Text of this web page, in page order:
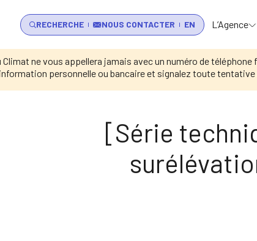
RECHERCHE NOUS CONTACTER EN L’Agence
Climat ne vous appellera jamais avec un numéro de téléphone
personnelle ou bancaire et signalez toute tentative
[Série